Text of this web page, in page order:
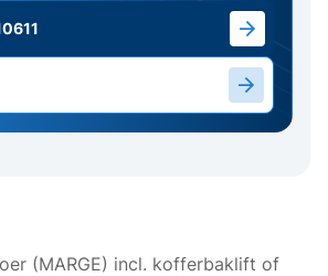
(MARGE) incl. kofferbaklift of